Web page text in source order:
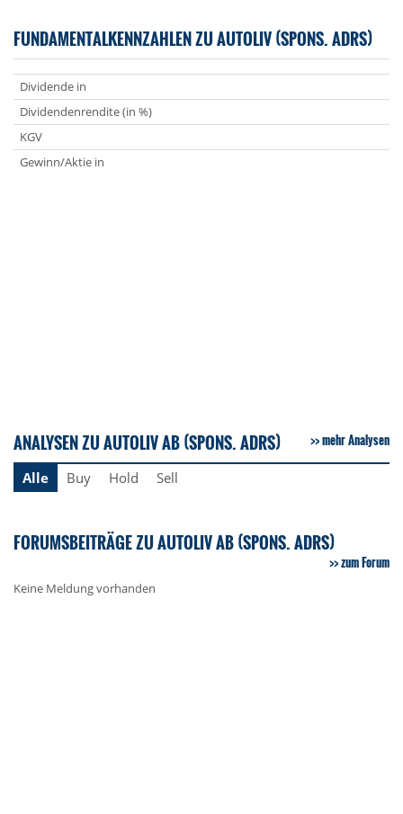
FUNDAMENTALKENNZAHLEN ZU AUTOLIV (SPONS. ADRS)
Dividende in
Dividendenrendite (in %)
KGV
Gewinn/Aktie in
ANALYSEN ZU AUTOLIV AB (SPONS. ADRS) mehr Analysen
Alle Buy Hold Sell
FORUMSBEITRÄGE ZU AUTOLIV AB (SPONS. ADRS)
zum Forum
Keine Meldung vorhanden